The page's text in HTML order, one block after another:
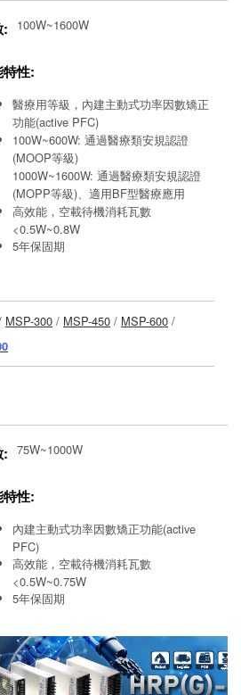
: 100W~1600W
性:
醫療用等級，內建主動式功率因數矯正
功能(active PFC)
100W~600W: 通過醫療類安規認證
(MOOP等級)
1000W~1600W: 通過醫療類安規認證
(MOPP等級)、適用BF型醫療應用
高效能，空載待機消耗瓦數
<0.5W~0.8W
5年保固期
MSP-300 / MSP-450 / MSP-600 /
: 75W~1000W
性:
內建主動式功率因數矯正功能(active
PFC)
高效能，空載待機消耗瓦數
<0.5W~0.75W
5年保固期